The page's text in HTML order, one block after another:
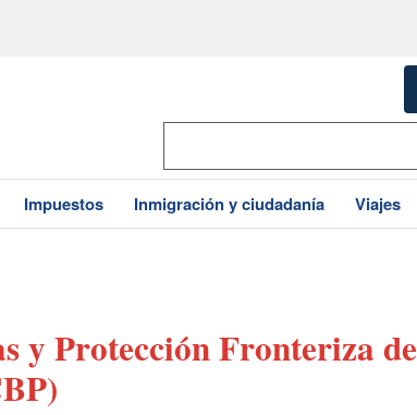
Impuestos Inmigración y ciudadanía Viajes
y Protección Fronteriza de